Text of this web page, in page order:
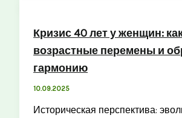
Кризис 40 лет у женщин:
возрастные перемены и
гармонию
10.09.2025
Историческая перспектива: